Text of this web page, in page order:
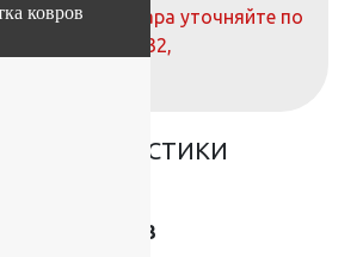
стоимости товара уточняйте по
+7 (812) 377-09-32,
44
ХАРАКТЕРИСТИКИ
1.6×2.3
ковров